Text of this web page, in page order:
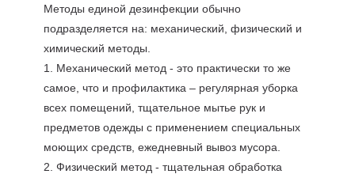
Методы единой дезинфекции обычно
подразделяется на: механический, физический и
химический методы.
1. Механический метод - это практически то же
самое, что и профилактика – регулярная уборка
всех помещений, тщательное мытье рук и
предметов одежды с применением специальных
моющих средств, ежедневный вывоз мусора.
2. Физический метод - тщательная обработка